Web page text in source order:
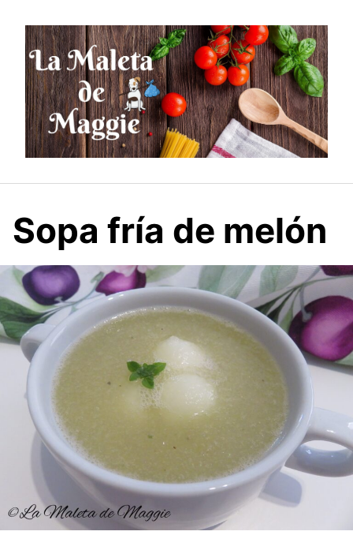
contenido
Sopa fría de melón